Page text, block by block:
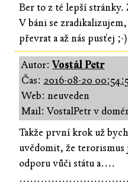
Ber to z té lepší
V báni se
převrat a až nás pusťej ;-)
Autor:Vostál Petr
Čas: 2016-08-20
Web: neuveden
Mail: VostalPetr v
Takže první krok už
uvědomit, že
odporu vůči státu a....